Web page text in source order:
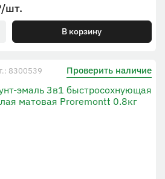
/шт.
В корзину
8300539 Проверить наличие
эмаль 3в1 быстросохнующая
матовая Proremontt 0.8кг